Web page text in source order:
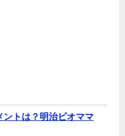
トは？明治ビオママ